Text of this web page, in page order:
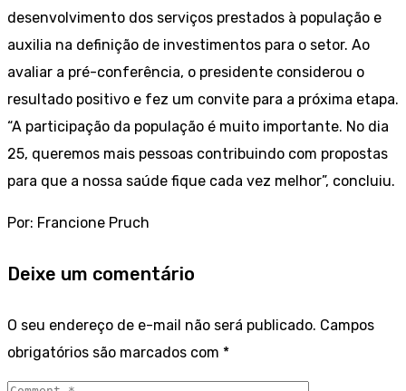
desenvolvimento dos serviços prestados à população e
auxilia na definição de investimentos para o setor. Ao
avaliar a pré-conferência, o presidente considerou o
resultado positivo e fez um convite para a próxima etapa.
“A participação da população é muito importante. No dia
25, queremos mais pessoas contribuindo com propostas
para que a nossa saúde fique cada vez melhor”, concluiu.
Por: Francione Pruch
Deixe um comentário
O seu endereço de e-mail não será publicado. Campos
obrigatórios são marcados com *